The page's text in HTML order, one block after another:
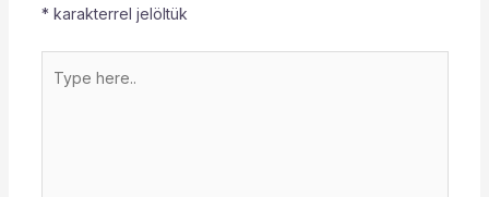
* karakterrel jelöltük
here..